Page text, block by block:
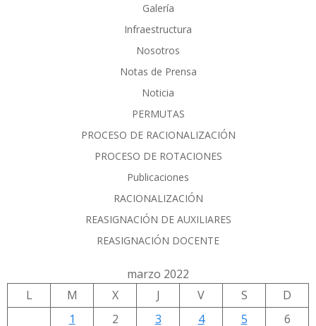
Galería
Infraestructura
Nosotros
Notas de Prensa
Noticia
PERMUTAS
PROCESO DE RACIONALIZACIÓN
PROCESO DE ROTACIONES
Publicaciones
RACIONALIZACIÓN
REASIGNACIÓN DE AUXILIARES
REASIGNACIÓN DOCENTE
marzo 2022
L
M X J V S
D
1
2 3 4 5 6